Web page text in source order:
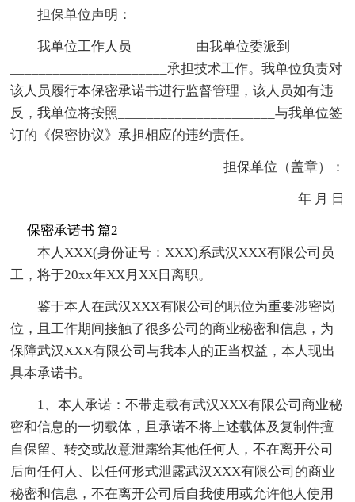
担保单位声明：
我单位工作人员_________由我单位委派到
______________________承担技术工作。我单位负责对
该人员履行本保密承诺书进行监督管理，该人员如有违
反，我单位将按照______________________与我单位签
订的《保密协议》承担相应的违约责任。
担保单位（盖章）：
年 月 日
保密承诺书 篇2
本人XXX(身份证号：XXX)系武汉XXX有限公司员
工，将于20xx年XX月XX日离职。
鉴于本人在武汉XXX有限公司的职位为重要涉密岗
位，且工作期间接触了很多公司的商业秘密和信息，为
保障武汉XXX有限公司与我本人的正当权益，本人现出
具本承诺书。
1、本人承诺：不带走载有武汉XXX有限公司商业秘
密和信息的一切载体，且承诺不将上述载体及复制件擅
自保留、转交或故意泄露给其他任何人，不在离开公司
后向任何人、以任何形式泄露武汉XXX有限公司的商业
秘密和信息，不在离开公司后自我使用或允许他人使用